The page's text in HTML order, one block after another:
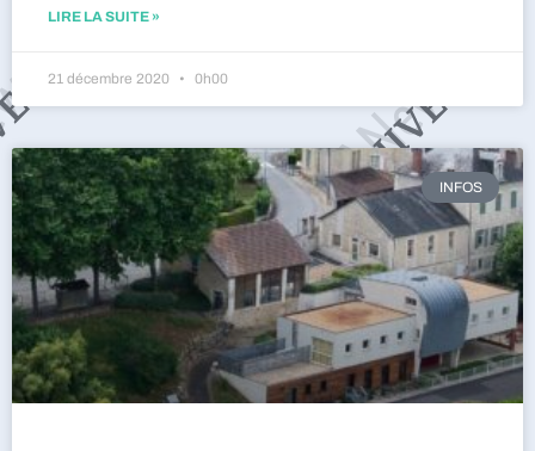
LIRE LA SUITE »
21 décembre 2020 0h00
INFOS